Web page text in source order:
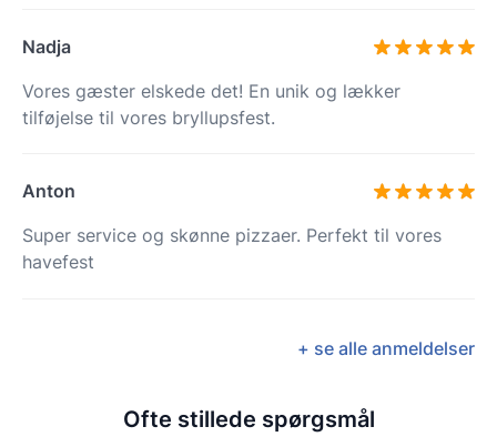
Nadja
Vores gæster elskede det! En unik og lækker
tilføjelse til vores bryllupsfest.
Anton
Super service og skønne pizzaer. Perfekt til vores
havefest
+ se alle anmeldelser
Ofte stillede spørgsmål